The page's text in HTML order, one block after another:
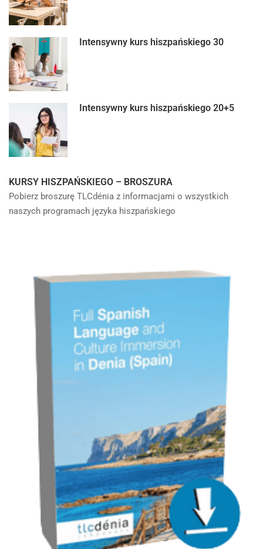
Intensywny kurs hiszpańskiego 30
Intensywny kurs hiszpańskiego 20+5
KURSY HISZPAŃSKIEGO – BROSZURA
Pobierz broszurę TLCdénia z informacjami o wszystkich
naszych programach języka hiszpańskiego